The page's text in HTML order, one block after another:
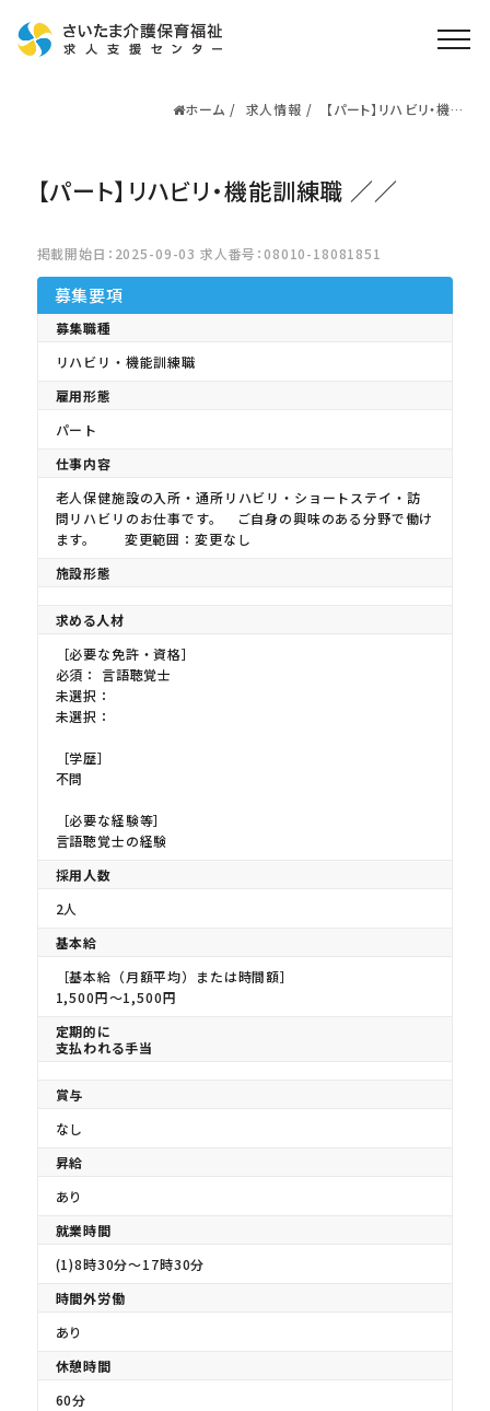
就職・転職支援
無料
お役立ち情報
ご利用の流れ
よくある質問
運営会社情報
ホーム 求人情報
【パート】リハビリ・機能
【パート】リハビリ・機能訓練職 ／／
掲載開始日：2025-09-03 求人番号：08010-18081851
募集要項
募集職種
リハビリ・機能訓練職
雇用形態
パート
仕事内容
老人保健施設の入所・通所リハビリ・ショートステイ・訪
問リハビリのお仕事です。 ご自身の興味のある分野で働け
ます。 変更範囲：変更なし
施設形態
求める人材
［必要な免許・資格］
必須： 言語聴覚士
未選択：
未選択：
［学歴］
不問
［必要な経験等］
言語聴覚士の経験
採用人数
2人
基本給
［基本給（月額平均）または時間額］
1,500円〜1,500円
定期的に
支払われる手当
賞与
なし
昇給
あり
就業時間
(1)8時30分〜17時30分
時間外労働
あり
休憩時間
60分